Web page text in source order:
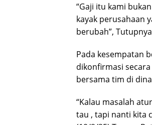
“Gaji itu kami
kayak perusahaan
berubah”,
Pada kesempatan
dikonfirmasi
bersama tim di
“Kalau masalah
tau , tapi nanti kita